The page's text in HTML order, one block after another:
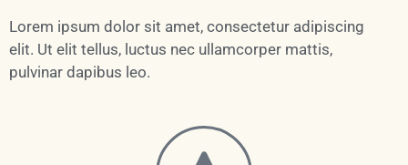
Lorem ipsum dolor sit amet, consectetur adipiscing
elit. Ut elit tellus, luctus nec ullamcorper mattis,
pulvinar dapibus leo.